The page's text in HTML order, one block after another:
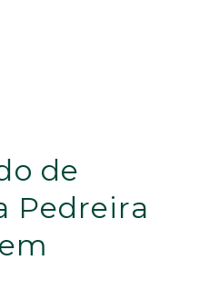
de
Pedreira